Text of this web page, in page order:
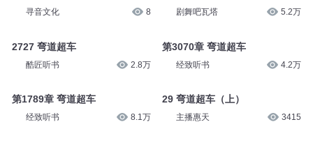
寻音文化 8
2727 弯道超车
酷匠听书 2.8万
第1789章 弯道超车
经致听书 8.1万
剧舞吧瓦塔 5.2万
第3070章 弯道超车
经致听书 4.2万
29 弯道超车（上）
主播惠天 3415